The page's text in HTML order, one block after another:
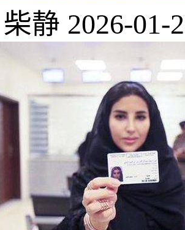
柴静 2026-01-